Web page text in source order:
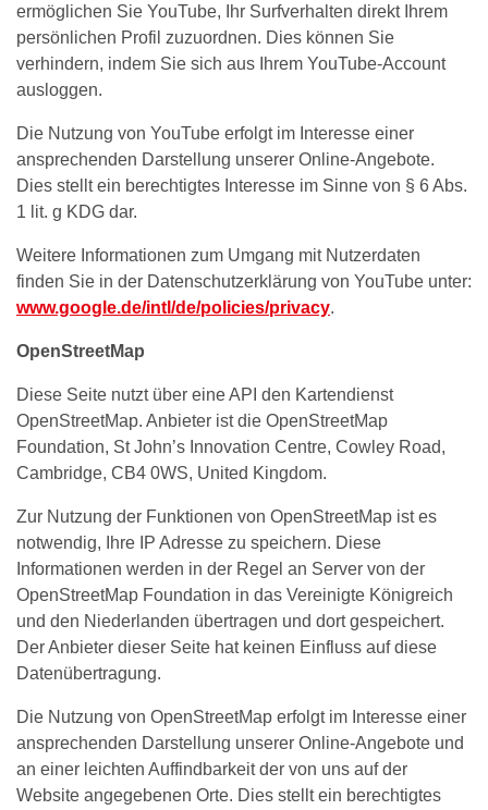
ermöglichen Sie YouTube, Ihr Surfverhalten direkt Ihrem
persönlichen Profil zuzuordnen. Dies können Sie
verhindern, indem Sie sich aus Ihrem YouTube-Account
ausloggen.
Die Nutzung von YouTube erfolgt im Interesse einer
ansprechenden Darstellung unserer Online-Angebote.
Dies stellt ein berechtigtes Interesse im Sinne von § 6 Abs.
1 lit. g KDG dar.
Weitere Informationen zum Umgang mit Nutzerdaten
finden Sie in der Datenschutzerklärung von YouTube unter:
www.google.de/intl/de/policies/privacy.
OpenStreetMap
Diese Seite nutzt über eine API den Kartendienst
OpenStreetMap. Anbieter ist die OpenStreetMap
Foundation, St John’s Innovation Centre, Cowley Road,
Cambridge, CB4 0WS, United Kingdom.
Zur Nutzung der Funktionen von OpenStreetMap ist es
notwendig, Ihre IP Adresse zu speichern. Diese
Informationen werden in der Regel an Server von der
OpenStreetMap Foundation in das Vereinigte Königreich
und den Niederlanden übertragen und dort gespeichert.
Der Anbieter dieser Seite hat keinen Einfluss auf diese
Datenübertragung.
Die Nutzung von OpenStreetMap erfolgt im Interesse einer
ansprechenden Darstellung unserer Online-Angebote und
an einer leichten Auffindbarkeit der von uns auf der
Website angegebenen Orte. Dies stellt ein berechtigtes